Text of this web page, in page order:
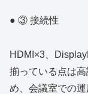
● ③ 接続性
HDMI×3、
揃っている点は
め、会議室での運